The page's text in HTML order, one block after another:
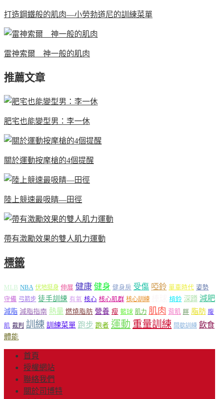
打造鋼鐵般的肌肉—小勞勃道尼的訓練菜單
雷神索爾 神一般的肌肉
推薦文章
肥宅也能變型男：李一休
關於運動按摩槍的4個提醒
陸上競速最吸睛—田徑
帶有激勵效果的雙人肌力運動
標籤
MLB NBA 伏地挺身 伸展 健康 健身 健身房 受傷 啞鈴 單車時代 姿勢
守備 弓箭步 徒手訓練 有氧 核心 核心肌群 核心訓練 槓鈴 深蹲 減肥
減脂 減脂指南 熱量 燃燒脂肪 營養 瘦 籃球 肌力 肌肉 背肌 胖 脂肪 腹
肌 裁判 訓練 訓練菜單 跑步 跑者 運動 重量訓練 間歇訓練 飲食
體能
首頁
授權網站
聯絡我們
關於司博特